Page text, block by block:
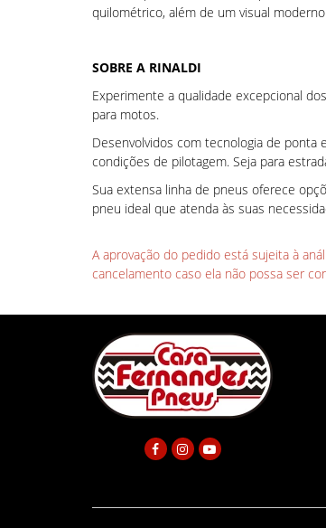
quilométrico, além de um visual
SOBRE A RINALDI
Experimente a qualidade excepcional
para motos.
Desenvolvidos com tecnologia de ponta
condições de pilotagem. Seja para
Sua extensa linha de pneus oferece
pneu ideal que atenda às suas
A aprovação do pedido está sujeita à
cancelamento caso ela não possa ser